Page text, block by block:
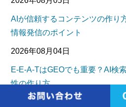
AIが信頼するコンテンツの作り
情報発信のポイント
2026年08月04日
E-E-A-TはGEOでも重要？AI検
性の作り方
2026年08月03日